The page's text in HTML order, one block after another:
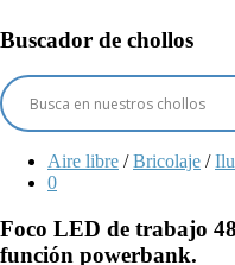
Buscador de chollos
Aire libre / Bricolaje /
0
Foco LED de trabajo
función powerbank.